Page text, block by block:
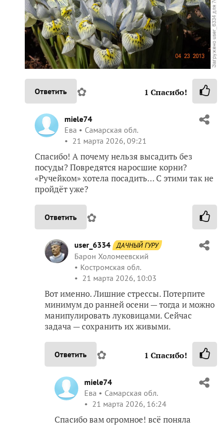
Ответить ✿ 1 Спасибо!
miele74
Ева
Самарская обл.
21 марта 2026, 09:21
Спасибо! А почему нельзя высадить без
посуды? Повредятся наросшие корни?
«Ручейком» хотела посадить… С этими так не
пройдёт уже?
Ответить ✿
user_6334 ДАЧНЫЙ ГУРУ
Барон Холомеевский
Костромская обл.
21 марта 2026, 10:03
Вот именно. Лишние стрессы. Потерпите
минимум до ранней осени — тогда и можно
манипулировать луковицами. Сейчас
задача — сохранить их живыми.
Ответить ✿ 1 Спасибо!
miele74
Ева
Самарская обл.
21 марта 2026, 16:24
Спасибо вам огромное! всё поняла